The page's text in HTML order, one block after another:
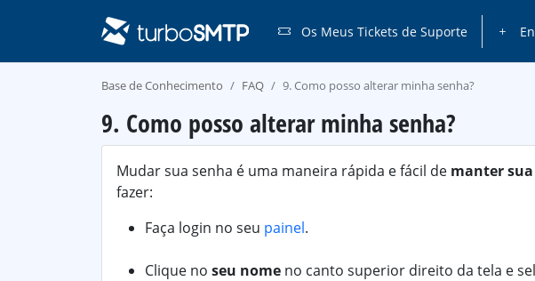
Os Meus Tickets de Suporte
Base de Conhecimento FAQ 9. Como posso alterar minha senha?
9. Como posso alterar minha senha?
Mudar sua senha é uma maneira rápida e fácil de manter
fazer:
Faça login no seu painel.
Clique no seu nome no canto superior direito da tela e